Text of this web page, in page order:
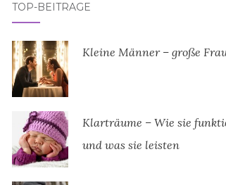
TOP-BEITRÄGE
Kleine Männer – große
Klarträume – Wie sie
und was sie leisten